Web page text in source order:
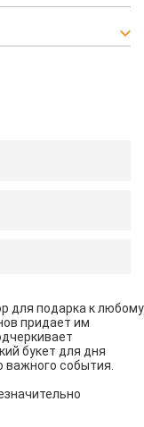
для подарка к любому
придает им
букет для дня
важного события.